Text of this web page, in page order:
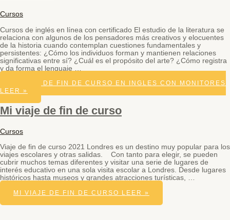
Cursos
Cursos de inglés en línea con certificado El estudio de la literatura se
relaciona con algunos de los pensadores más creativos y elocuentes
de la historia cuando contemplan cuestiones fundamentales y
persistentes: ¿Cómo los individuos forman y mantienen relaciones
significativas entre sí? ¿Cuál es el propósito del arte? ¿Cómo registra
y da forma el lenguaje …
VIAJES DE FIN DE CURSO EN INGLES CON MONITORES
LEER »
Mi viaje de fin de curso
Cursos
Viaje de fin de curso 2021 Londres es un destino muy popular para los
viajes escolares y otras salidas. Con tanto para elegir, se pueden
cubrir muchos temas diferentes y visitar una serie de lugares de
interés educativo en una sola visita escolar a Londres. Desde lugares
históricos hasta museos y grandes atracciones turísticas, …
MI VIAJE DE FIN DE CURSO LEER »